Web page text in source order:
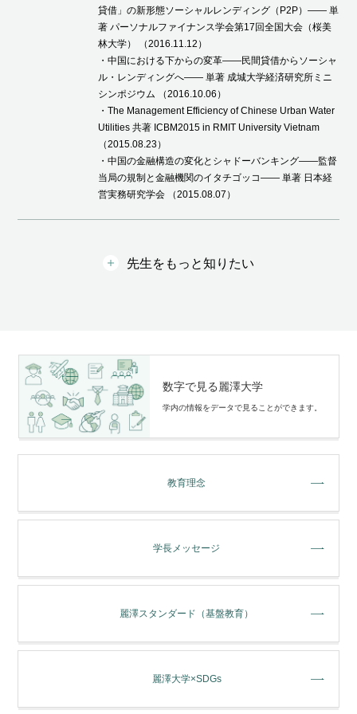
貸借」の新形態ソーシャルレンディング（P2P）―― 単
著 パーソナルファイナンス学会第17回全国大会（桜美
林大学） （2016.11.12）
・中国における下からの変革――民間貸借からソーシャ
ル・レンディングへ―― 単著 成城大学経済研究所ミニ
シンポジウム （2016.10.06）
・The Management Efficiency of Chinese Urban Water
Utilities 共著 ICBM2015 in RMIT University Vietnam
（2015.08.23）
・中国の金融構造の変化とシャドーバンキング――監督
当局の規制と金融機関のイタチゴッコ―― 単著 日本経
営実務研究学会 （2015.08.07）
先生をもっと知りたい
数字で見る麗澤大学
学内の情報をデータで⾒ることができます。
教育理念
学長メッセージ
麗澤スタンダード（基盤教育）
麗澤大学×SDGs